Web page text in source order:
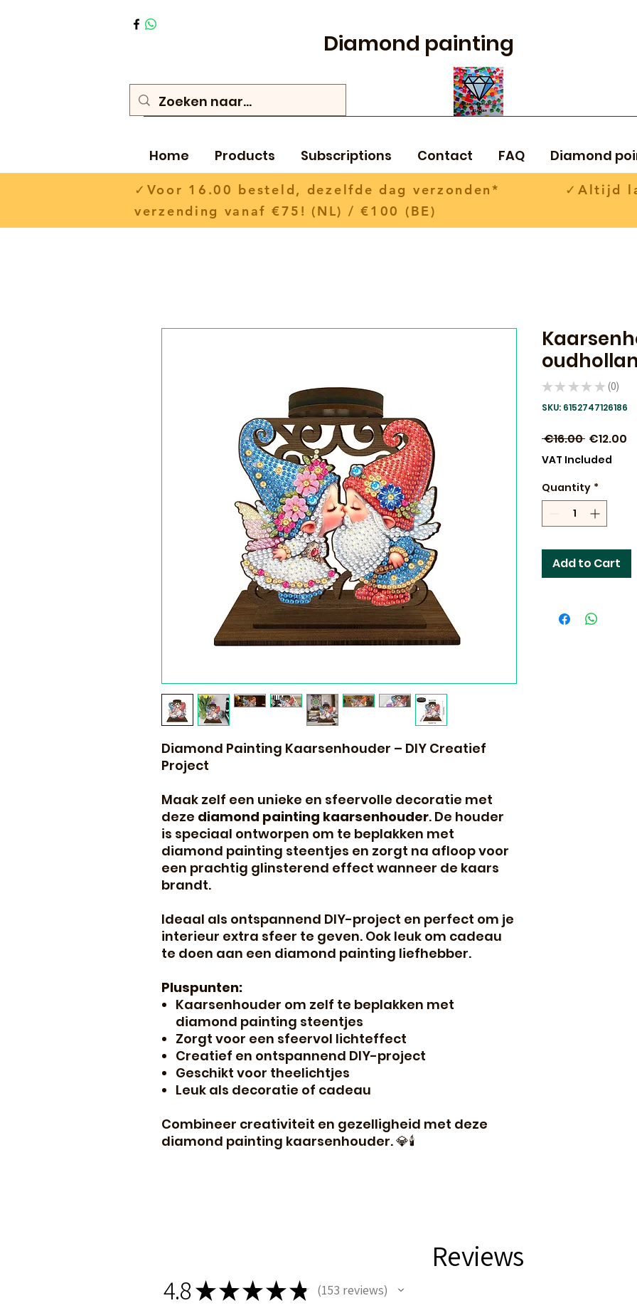
Diamond painting
Home Products Subscriptions Contact FAQ Diamond
✓Voor 16.00 besteld, dezelfde dag verzonden* ✓Altijd
verzending vanaf €75! (NL) / €100 (BE)
Diamond Painting Kaarsenhouder – DIY Creatief
Project
Maak zelf een unieke en sfeervolle decoratie met
deze diamond painting kaarsenhouder. De houder
is speciaal ontworpen om te beplakken met
diamond painting steentjes en zorgt na afloop voor
een prachtig glinsterend effect wanneer de kaars
brandt.
Ideaal als ontspannend DIY-project en perfect om je
interieur extra sfeer te geven. Ook leuk om cadeau
te doen aan een diamond painting liefhebber.
Pluspunten:
Kaarsenhouder om zelf te beplakken met
diamond painting steentjes
Zorgt voor een sfeervol lichteffect
Creatief en ontspannend DIY-project
Geschikt voor theelichtjes
Leuk als decoratie of cadeau
Combineer creativiteit en gezelligheid met deze
diamond painting kaarsenhouder. 💎🕯️
★ ★ ★ ★ ★ 0
0
SKU: 6152747126186
€16.00 Regular
Price
€12.00
VAT Included
Quantity *
Add to Cart
Reviews
4.8★★★★★ 153 reviews
153